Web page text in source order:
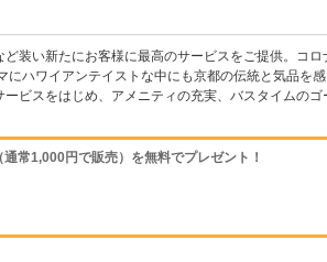
装い新たにお客様に最高のサービスをご提供。コ
ハワイアンテイストな中にも京都の伝統と気品を感
ビスをはじめ、アメニティの充実、バスタイムのゴ
常1,000円で販売）を無料でプレゼント！